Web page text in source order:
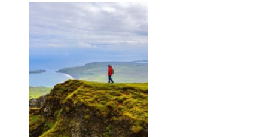
varje hörn. Casinon
erbjuder en unik
kombination av
underhållning, sociala
möten...